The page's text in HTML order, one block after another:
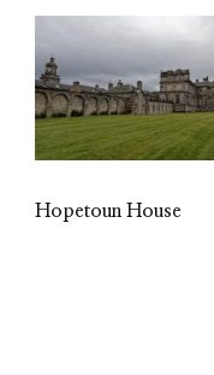
Hopetoun House